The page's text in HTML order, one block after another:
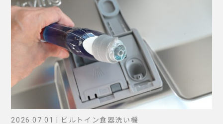
2026.07.01 | ビルトイン食器洗い機